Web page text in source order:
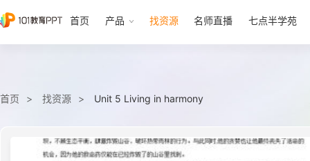
首页 产品 找资源 名师直播 七点半学苑
首页 找资源 Unit 5 Living in harmony